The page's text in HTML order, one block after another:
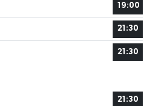
19:00
21:30
21:30
21:30